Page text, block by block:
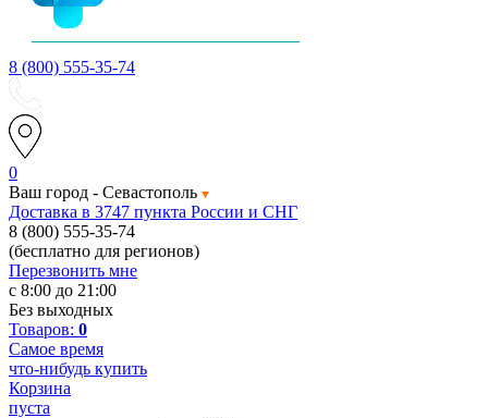
8 (800) 555-35-74
0
Ваш город - Севастополь
Доставка в 3747 пункта России и СНГ
8 (800) 555-35-74
(бесплатно для регионов)
Перезвонить мне
с 8:00 до 21:00
Без выходных
Товаров: 0
Самое время
что-нибудь купить
Корзина
пуста